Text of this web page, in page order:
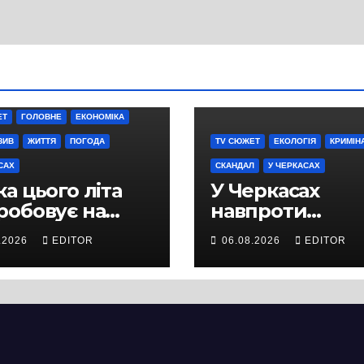
ГОЛОВНЕ ЕКОНОМІКА
ЖИТТЯ ПОГОДА
цього літа
на
не лише
а й дороги
EDITOR
TV СЮЖЕТ ЕКОЛОГІЯ
СКАНДАЛ У ЧЕРКАСАХ
У Черкасах
навпроти
будівництва
нового
супермаркету
06.08.2026 EDITOR